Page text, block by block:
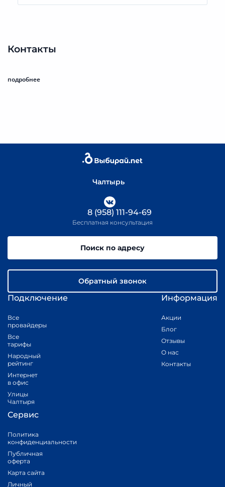
Контакты
подробнее
Чалтырь
Подключение
Все
провайдеры
Все
тарифы
Народный
рейтинг
Интернет
в офис
Улицы
Чалтыря
Информация
Акции
Блог
Отзывы
О нас
Контакты
Сервис
Политика
конфиденциальности
Публичная
оферта
Карта сайта
Личный
8 (958) 111-94-69
Бесплатная консультация
Поиск по адресу
Обратный звонок